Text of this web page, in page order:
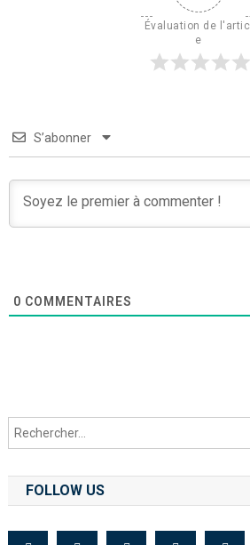
Évaluation de l'articl
e
S’abonner
0 COMMENTAIRES
FOLLOW US